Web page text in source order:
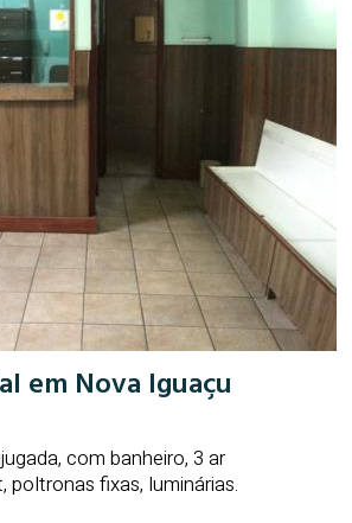
em Nova Iguaçu
com banheiro, 3 ar
poltronas fixas, luminárias.